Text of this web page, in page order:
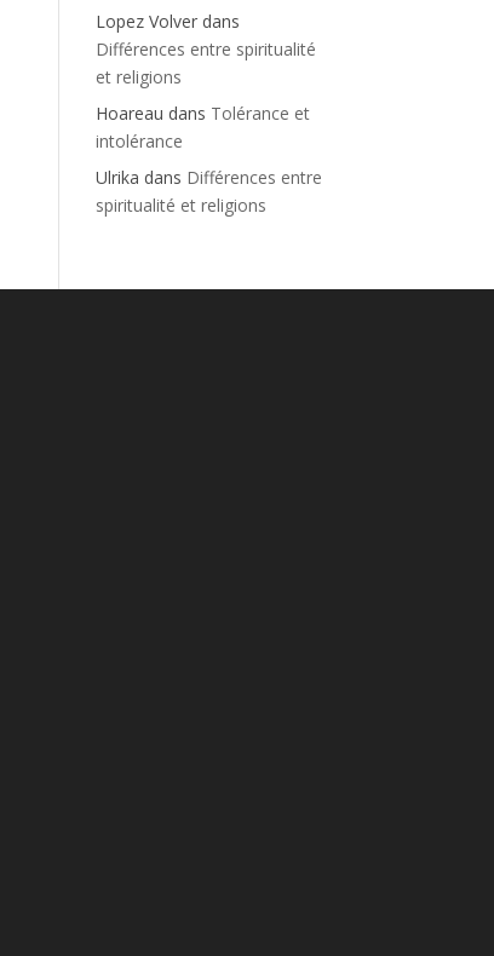
Lopez Volver dans
Différences entre spiritualité
et religions
Hoareau dans Tolérance et
intolérance
Ulrika dans Différences entre
spiritualité et religions